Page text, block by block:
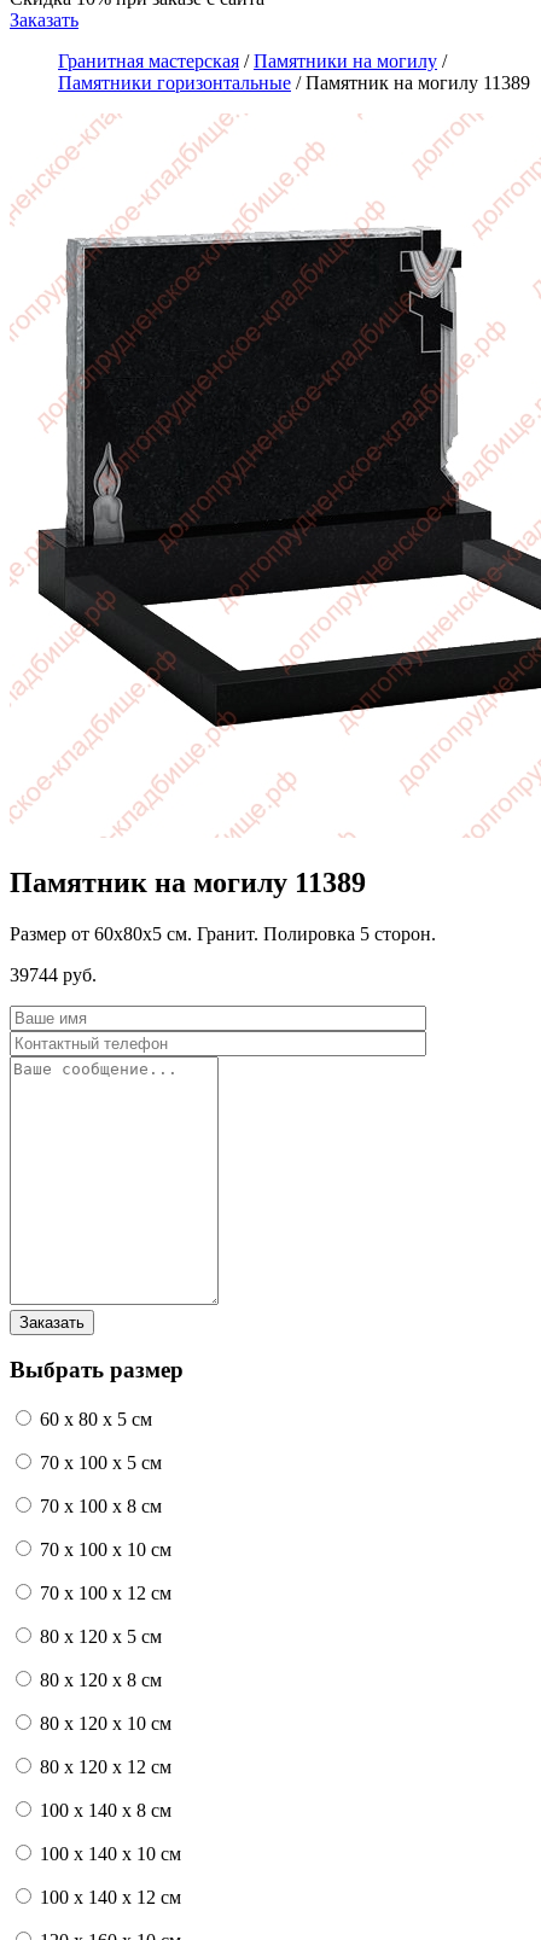
Заказать
Гранитная мастерская /Памятники на могилу /
Памятники горизонтальные /Памятник на могилу 11389
Памятник на могилу 11389
Размер от 60х80х5 см. Гранит. Полировка 5 сторон.
39744 руб.
Выбрать размер
60 x 80 x 5 см
70 x 100 x 5 см
70 x 100 x 8 см
70 x 100 x 10 см
70 x 100 x 12 см
80 x 120 x 5 см
80 x 120 x 8 см
80 x 120 x 10 см
80 x 120 x 12 см
100 x 140 x 8 см
100 x 140 x 10 см
100 x 140 x 12 см